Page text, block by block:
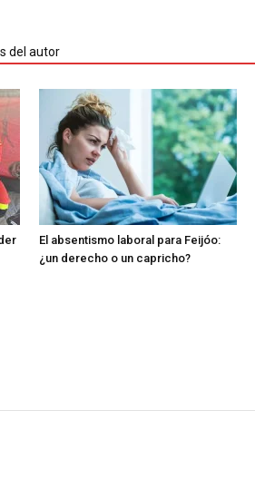
del autor
El absentismo laboral para Feijóo:
¿un derecho o un capricho?